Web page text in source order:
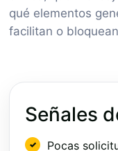
qué elementos
facilitan o
Señales
Pocas